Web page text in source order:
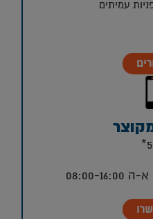
עמיתים
16:00